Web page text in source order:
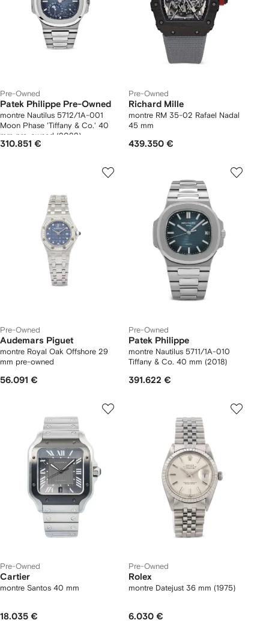
Pre-Owned
Patek Philippe Pre-Owned
montre Nautilus 5712/1A-001
Moon Phase 'Tiffany & Co.' 40
mm pre-owned (2022)
310.851 €
Pre-Owned
Richard Mille
montre RM 35-02 Rafael Nadal
45 mm
439.350 €
Pre-Owned
Audemars Piguet
montre Royal Oak Offshore 29
mm pre-owned
56.091 €
Pre-Owned
Patek Philippe
montre Nautilus 5711/1A-010
Tiffany & Co. 40 mm (2018)
391.622 €
Pre-Owned
Cartier
montre Santos 40 mm
18.035 €
Pre-Owned
Rolex
montre Datejust 36 mm (1975)
6.030 €